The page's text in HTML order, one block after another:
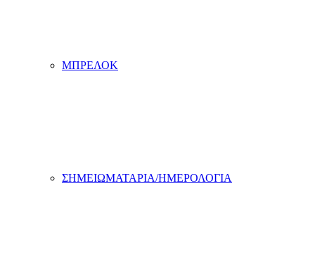
ΜΠΡΕΛΟΚ
ΣΗΜΕΙΩΜΑΤΑΡΙΑ/ΗΜΕΡΟΛΟΓΙΑ